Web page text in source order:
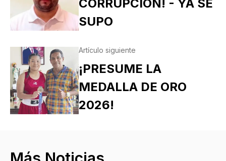
CORRUPCIÓN! - YA SE
SUPO
Artículo siguiente
¡PRESUME LA
MEDALLA DE ORO
2026!